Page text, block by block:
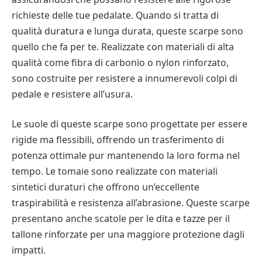
richieste delle tue pedalate. Quando si tratta di
qualità duratura e lunga durata, queste scarpe sono
quello che fa per te. Realizzate con materiali di alta
qualità come fibra di carbonio o nylon rinforzato,
sono costruite per resistere a innumerevoli colpi di
pedale e resistere all’usura.
Le suole di queste scarpe sono progettate per essere
rigide ma flessibili, offrendo un trasferimento di
potenza ottimale pur mantenendo la loro forma nel
tempo. Le tomaie sono realizzate con materiali
sintetici duraturi che offrono un’eccellente
traspirabilità e resistenza all’abrasione. Queste scarpe
presentano anche scatole per le dita e tazze per il
tallone rinforzate per una maggiore protezione dagli
impatti.